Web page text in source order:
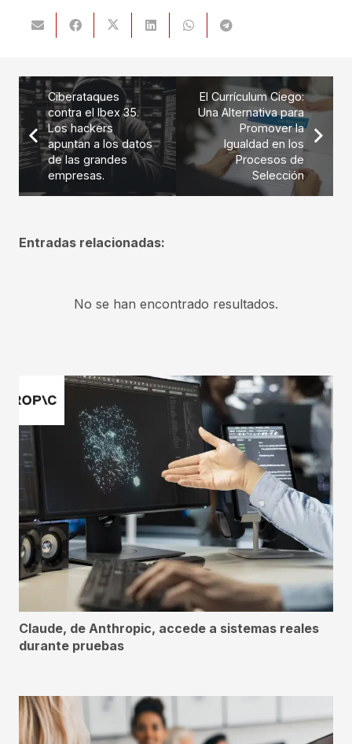
Ciberataques
contra el Ibex 35.
Los hackers
apuntan a los datos
de las grandes
empresas.
El Currículum Ciego:
Una Alternativa para
Promover la
Igualdad en los
Procesos de
Selección
Entradas relacionadas:
No se han encontrado resultados.
Claude, de Anthropic, accede a sistemas reales
durante pruebas